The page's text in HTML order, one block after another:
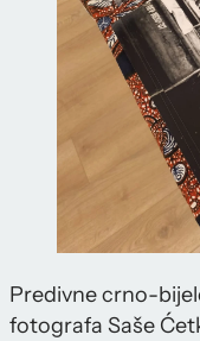
Predivne crno-
fotografa Saše